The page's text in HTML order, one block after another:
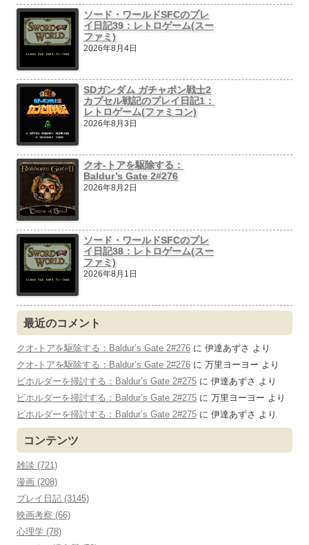
ソード・ワールドSFCのプレ
イ日記39：レトロゲーム(スー
ファミ)
2026年8月4日
SDガンダム ガチャポン戦士2
カプセル戦記のプレイ日記1：
レトロゲーム(ファミコン)
2026年8月3日
クオ-トアを駆除する：
Baldur’s Gate 2#276
2026年8月2日
ソード・ワールドSFCのプレ
イ日記38：レトロゲーム(スー
ファミ)
2026年8月1日
最近のコメント
クオ-トアを駆除する：Baldur’s Gate 2#276 に 伊達あずさ より
クオ-トアを駆除する：Baldur’s Gate 2#276 に 万里ヨーヨー より
ビホルダーを掃討する：Baldur’s Gate 2#275 に 伊達あずさ より
ビホルダーを掃討する：Baldur’s Gate 2#275 に 万里ヨーヨー より
ビホルダーを掃討する：Baldur’s Gate 2#275 に 伊達あずさ より
コンテンツ
雑談 (721)
漫画 (208)
プレイ日記 (3145)
映画考察 (66)
心理学 (78)